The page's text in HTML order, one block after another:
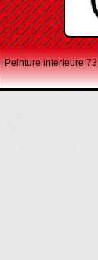
Peinture interieure 73